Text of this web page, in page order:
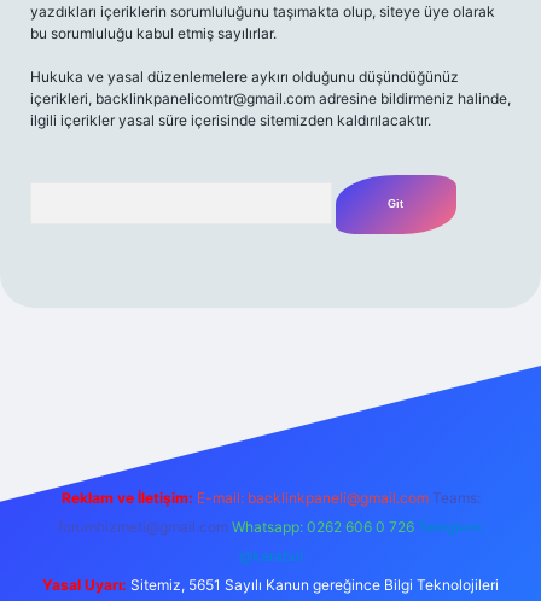
yazdıkları içeriklerin sorumluluğunu taşımakta olup, siteye üye olarak
bu sorumluluğu kabul etmiş sayılırlar.
Hukuka ve yasal düzenlemelere aykırı olduğunu düşündüğünüz
içerikleri, backlinkpanelicomtr@gmail.com adresine bildirmeniz halinde,
ilgili içerikler yasal süre içerisinde sitemizden kaldırılacaktır.
Reklam ve İletişim: E-mail: backlinkpaneli@gmail.com Teams:
forumhizmeti@gmail.com Whatsapp: 0262 606 0 726 Telegram:
@karabul
Yasal Uyarı: Sitemiz, 5651 Sayılı Kanun gereğince Bilgi Teknolojileri